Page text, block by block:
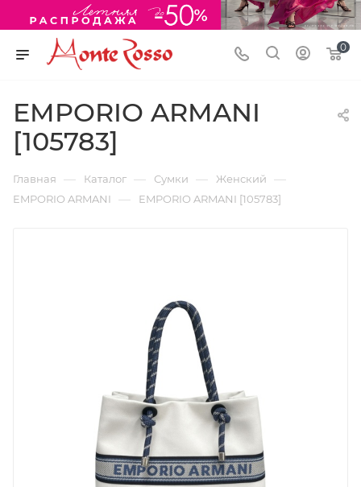
0
EMPORIO ARMANI
[105783]
Главная — Каталог — Сумки — Женский —
EMPORIO ARMANI — EMPORIO ARMANI [105783]